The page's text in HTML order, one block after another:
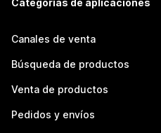
Categorías de aplicaciones
Canales de venta
Búsqueda de productos
Venta de productos
Pedidos y envíos